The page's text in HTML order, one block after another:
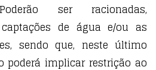
ser racionadas,
de água e/ou as
sendo que, neste último
poderá implicar restrição ao